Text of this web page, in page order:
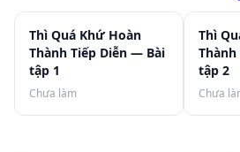
Thì Quá Khứ Hoàn
Thành Tiếp Diễn — Bài
tập 1
Chưa làm
Thì
tập 2
Chưa